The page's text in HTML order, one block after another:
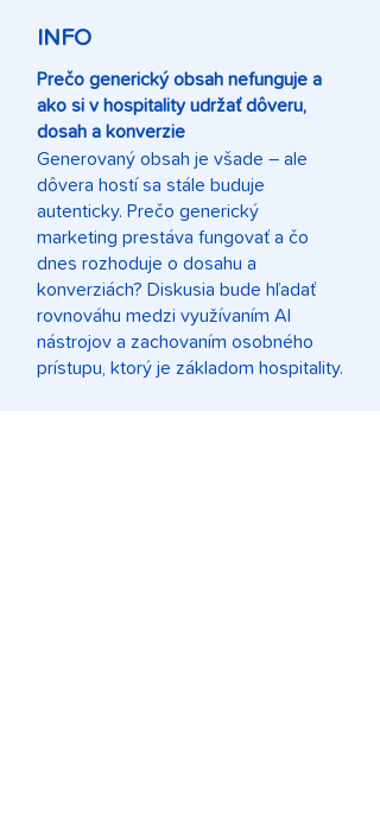
INFO
Prečo generický obsah nefunguje a
ako si v hospitality udržať dôveru,
dosah a konverzie
Generovaný obsah je všade – ale
dôvera hostí sa stále buduje
autenticky. Prečo generický
marketing prestáva fungovať a čo
dnes rozhoduje o dosahu a
konverziách? Diskusia bude hľadať
rovnováhu medzi využívaním AI
nástrojov a zachovaním osobného
prístupu, ktorý je základom hospitality.